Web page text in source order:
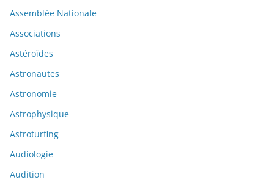
Assemblée Nationale
Associations
Astéroïdes
Astronautes
Astronomie
Astrophysique
Astroturfing
Audiologie
Audition